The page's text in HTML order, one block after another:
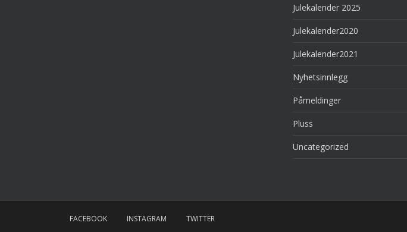
Julekalender 2025
Julekalender2020
Julekalender2021
Nyhetsinnlegg
Påmeldinger
Pluss
Uncategorized
FACEBOOK INSTAGRAM TWITTER